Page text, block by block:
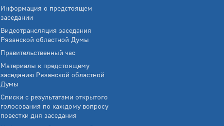
Информация о предстоящем
заседании
Видеотрансляция заседания
Рязанской областной Думы
Правительственный час
Материалы к предстоящему
заседанию Рязанской областной
Думы
Списки с результатами открытого
голосования по каждому вопросу
повестки дня заседания